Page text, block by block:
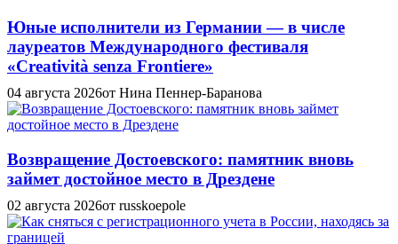
Юные исполнители из Германии — в числе
лауреатов Международного фестиваля
«Creatività senza Frontiere»
04 августа 2026от Нина Пеннер-Баранова
Возвращение Достоевского: памятник вновь
займет достойное место в Дрездене
02 августа 2026от russkoepole